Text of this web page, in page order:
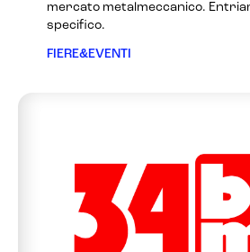
mercato metalmeccanico.
specifico.
FIERE&EVENTI